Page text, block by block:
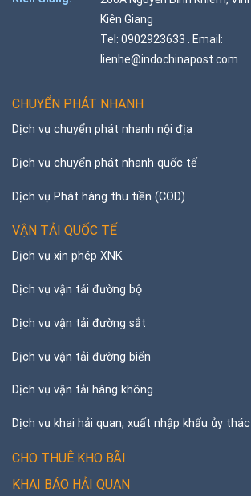
Kiên Giang
Tel: 0902923633 . Email:
lienhe@indochinapost.com
CHUYỂN PHÁT NHANH
Dịch vụ chuyển phát nhanh nội địa
Dịch vụ chuyển phát nhanh quốc tế
Dịch vụ Phát hàng thu tiền (COD)
VẬN TẢI QUỐC TẾ
Dịch vụ xin phép XNK
Dịch vụ vận tải đường bộ
Dịch vụ vận tải đường sắt
Dịch vụ vận tải đường biển
Dịch vụ vận tải hàng không
Dịch vụ khai hải quan, xuất nhập khẩu ủy thác
CHO THUÊ KHO BÃI
KHAI BÁO HẢI QUAN